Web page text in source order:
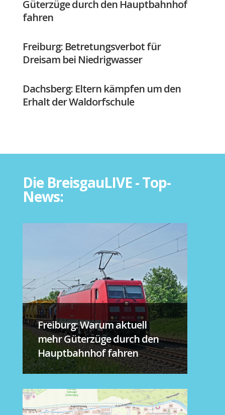
Güterzüge durch den Hauptbahnhof
fahren
Freiburg: Betretungsverbot für
Dreisam bei Niedrigwasser
Dachsberg: Eltern kämpfen um den
Erhalt der Waldorfschule
Die BreisgauLIVE - Top-
News:
Freiburg: Warum aktuell
mehr Güterzüge durch den
Hauptbahnhof fahren